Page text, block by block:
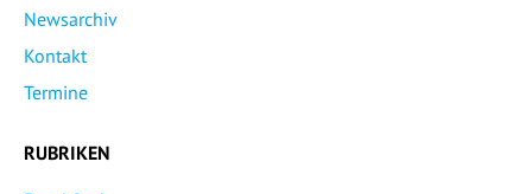
Newsarchiv
Kontakt
Termine
RUBRIKEN